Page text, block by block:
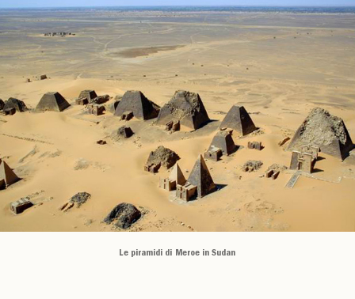
Le piramidi di Meroe in Sudan